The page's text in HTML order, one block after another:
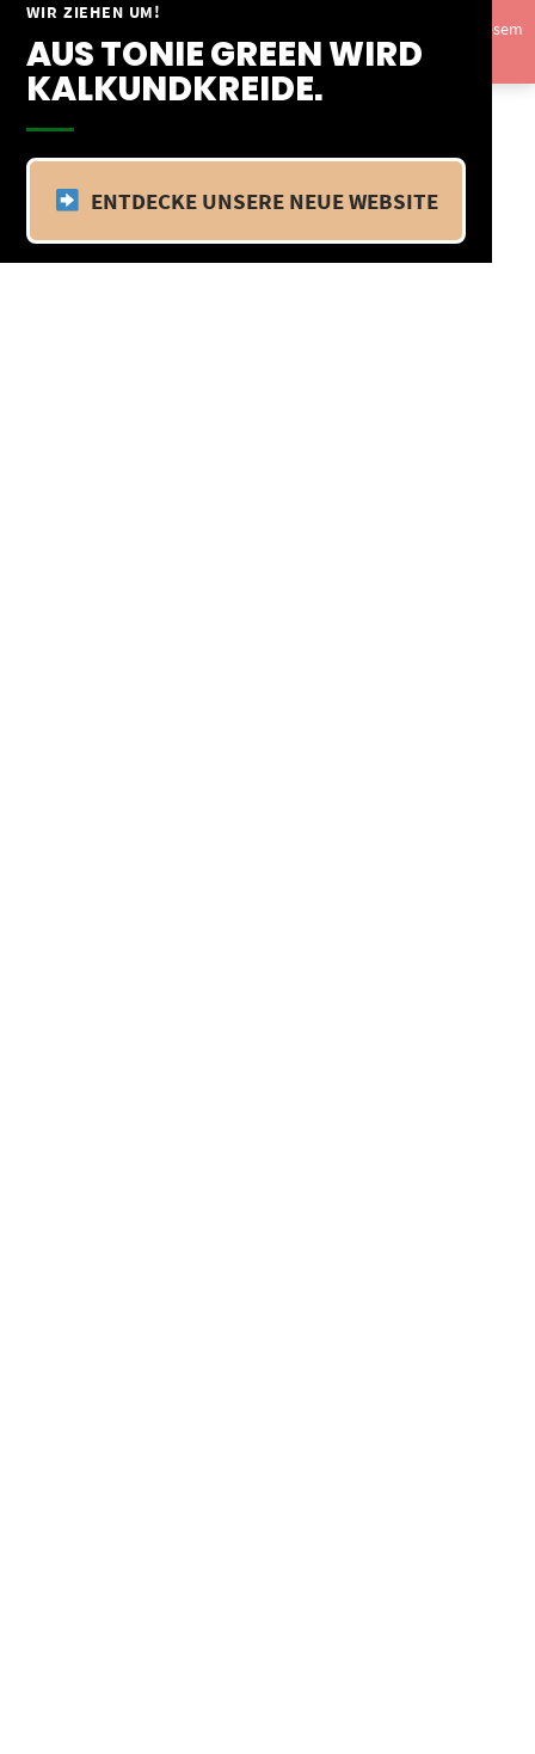
WIR ZIEHEN UM!
AUS TONIE GREEN WIRD
KALKUNDKREIDE.
ENTDECKE UNSERE NEUE WEBSITE
Springe
Inhalt
Vom 09.04.25 - 20.04.25 befinden wir uns im Betriebsurlaub. In diesem
Zeitraum findet kein Versand statt.Ausblenden